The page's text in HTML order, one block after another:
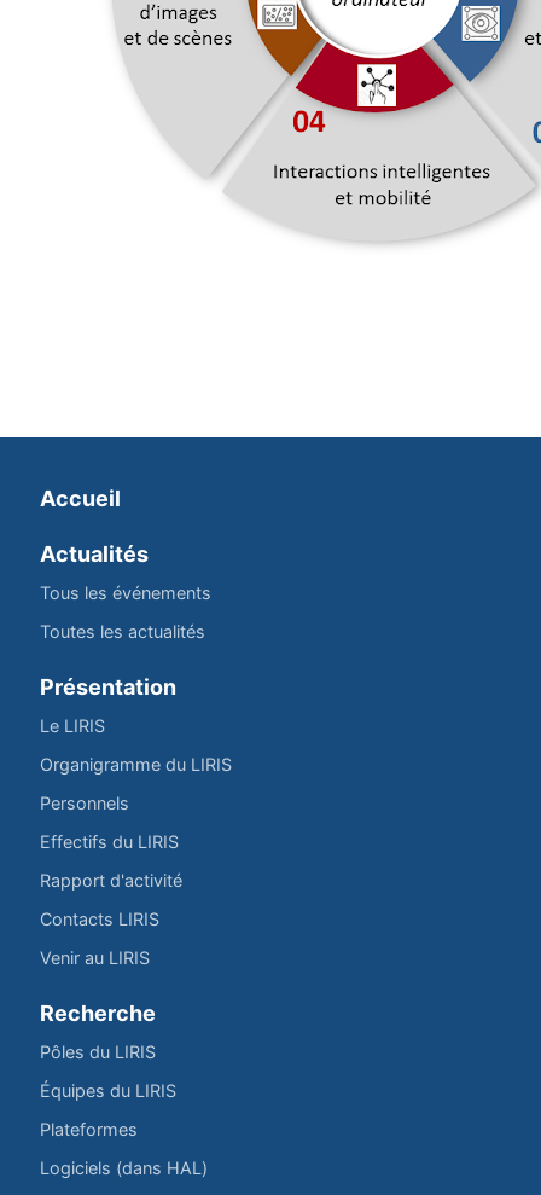
Accueil
Actualités
Tous les événements
Toutes les actualités
Présentation
Le LIRIS
Organigramme du LIRIS
Personnels
Effectifs du LIRIS
Rapport d'activité
Contacts LIRIS
Venir au LIRIS
Recherche
Pôles du LIRIS
Équipes du LIRIS
Plateformes
Logiciels (dans HAL)